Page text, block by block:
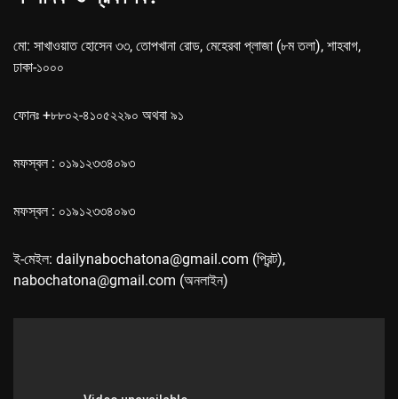
মো: সাখাওয়াত হোসেন ৩৩, তোপখানা রোড, মেহেরবা প্লাজা (৮ম তলা), শাহবাগ,
ঢাকা-১০০০
ফোনঃ +৮৮০২-৪১০৫২২৯০ অথবা ৯১
মফস্বল : ০১৯১২৩৩৪০৯৩
মফস্বল : ০১৯১২৩৩৪০৯৩
ই-মেইল: dailynabochatona@gmail.com (প্রিন্ট),
nabochatona@gmail.com (অনলাইন)